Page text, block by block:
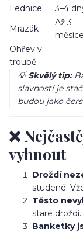
Lednice
3–4
Mrazák
Až 3
měsíce
Ohřev v
troubě
–
💡Skvělý tip:
slavností je
budou jako
❌
vyhnout
Droždí
studené.
Těsto
staré droždí.
Banketky